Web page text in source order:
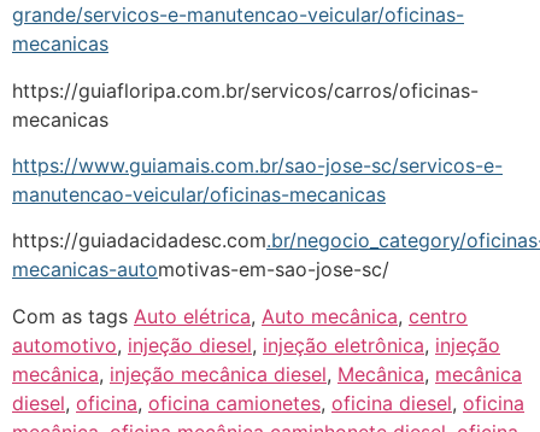
grande/servicos-e-manutencao-veicular/oficinas-
mecanicas
https://guiafloripa.com.br/servicos/carros/oficinas-
mecanicas
https://www.guiamais.com.br/sao-jose-sc/servicos-e-
manutencao-veicular/oficinas-mecanicas
https://guiadacidadesc.com.br/negocio_category/
mecanicas-automotivas-em-sao-jose-sc/
Com as tags Auto elétrica, Auto mecânica, centro
automotivo, injeção diesel, injeção eletrônica, injeção
mecânica, injeção mecânica diesel, Mecânica, mecânica
diesel, oficina, oficina camionetes, oficina diesel, oficina